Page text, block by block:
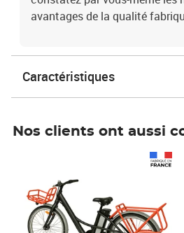
avantages de la qualité
Caractéristiques
Nos clients ont aussi